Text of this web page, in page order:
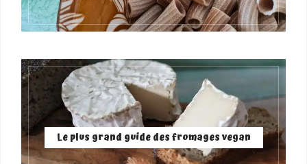
Le plus grand guide des fromages vegan